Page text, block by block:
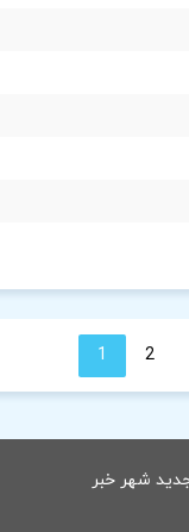
1 2
شهر خبر